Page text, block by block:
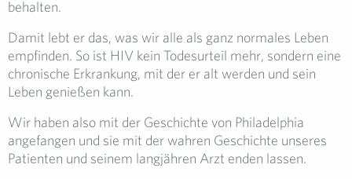
behalten.
Damit lebt er das, was wir alle als ganz normales Leben
empfinden. So ist HIV kein Todesurteil mehr, sondern eine
chronische Erkrankung, mit der er alt werden und sein
Leben genießen kann.
Wir haben also mit der Geschichte von Philadelphia
angefangen und sie mit der wahren Geschichte unseres
Patienten und seinem langjähren Arzt enden lassen.